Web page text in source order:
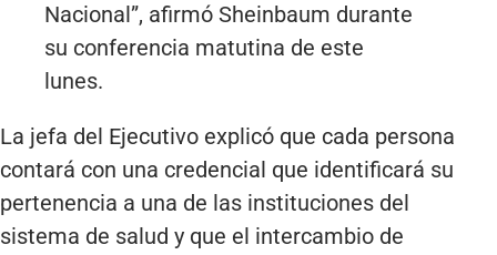
Nacional”, afirmó Sheinbaum durante
su conferencia matutina de este
lunes.
La jefa del Ejecutivo explicó que cada persona
contará con una credencial que identificará su
pertenencia a una de las instituciones del
sistema de salud y que el intercambio de